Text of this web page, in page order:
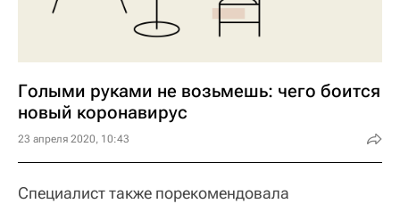
Голыми руками не возьмешь: чего боится
новый коронавирус
23 апреля 2020, 10:43
Специалист также порекомендовала